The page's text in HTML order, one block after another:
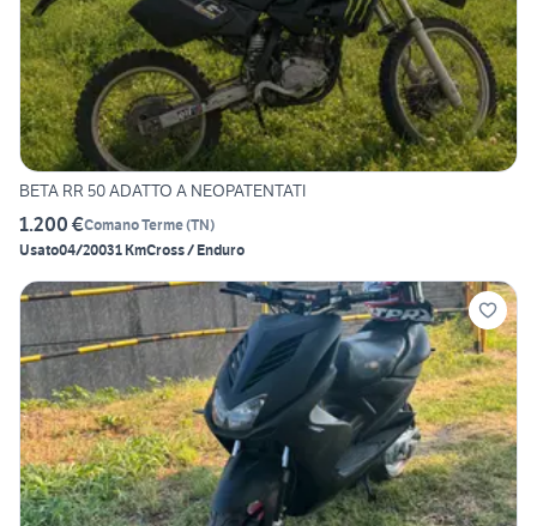
BETA RR 50 ADATTO A NEOPATENTATI
1.200 €Comano Terme(TN)
Usato04/20031 KmCross / Enduro